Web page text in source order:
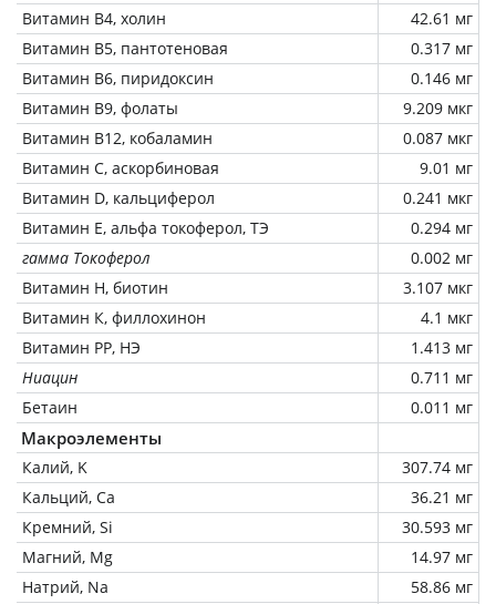
Витамин В4, холин
42.61 мг
Витамин В5, пантотеновая
0.317 мг
Витамин В6, пиридоксин
0.146 мг
Витамин В9, фолаты
9.209 мкг
Витамин В12, кобаламин
0.087 мкг
Витамин C, аскорбиновая
9.01 мг
Витамин D, кальциферол
0.241 мкг
Витамин Е, альфа токоферол, ТЭ
0.294 мг
гамма Токоферол
0.002 мг
Витамин Н, биотин
3.107 мкг
Витамин К, филлохинон
4.1 мкг
Витамин РР, НЭ
1.413 мг
Ниацин
0.711 мг
Бетаин
0.011 мг
Макроэлементы
Калий, K
307.74 мг
Кальций, Ca
36.21 мг
Кремний, Si
30.593 мг
Магний, Mg
14.97 мг
Натрий, Na
58.86 мг